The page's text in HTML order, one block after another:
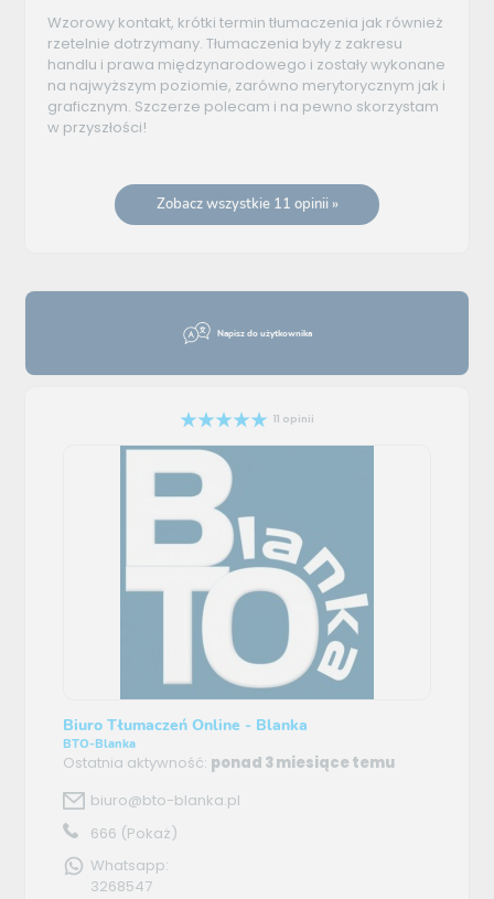
Napisz do użytkownika
11 opinii
Biuro Tłumaczeń Online - Blanka
BTO-Blanka
Ostatnia aktywność: ponad 3 miesiące temu
biuro@bto-blanka.pl
666 (Pokaż)
Whatsapp:
3268547
Wzorowy kontakt, krótki termin tłumaczenia jak również
rzetelnie dotrzymany. Tłumaczenia były z zakresu
handlu i prawa międzynarodowego i zostały wykonane
na najwyższym poziomie, zarówno merytorycznym jak i
graficznym. Szczerze polecam i na pewno skorzystam
w przyszłości!
Zobacz wszystkie 11 opinii »